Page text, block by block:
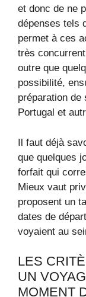
et donc de ne
dépenses tels
permet à ces
très
outre que
possibilité,
préparation de
Portugal et
Il faut déjà
que quelques
forfait qui
Mieux vaut
proposent un
dates de
voyaient au
LES
UN
MOMENT